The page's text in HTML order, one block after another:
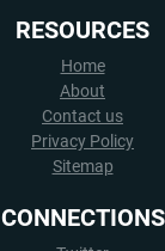
RESOURCES
Home
About
Contact us
Privacy Policy
Sitemap
CONNECTIONS